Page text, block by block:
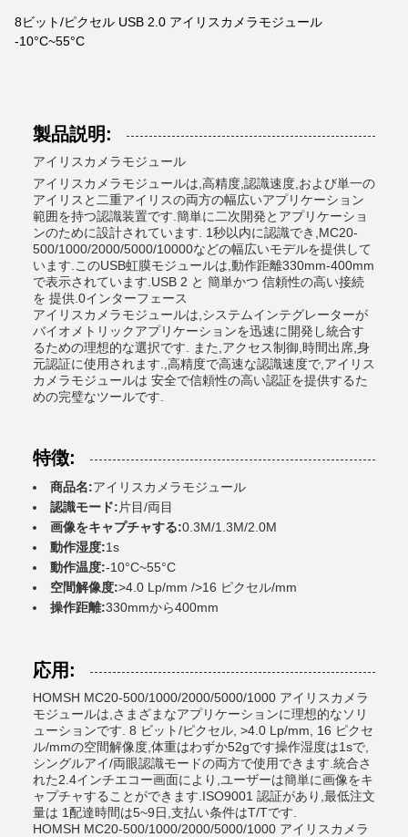
8ビット/ピクセル USB 2.0 アイリスカメラモジュール
-10°C~55°C
製品説明:
アイリスカメラモジュール
アイリスカメラモジュールは,高精度,認識速度,および単一の
アイリスと二重アイリスの両方の幅広いアプリケーション
範囲を持つ認識装置です.簡単に二次開発とアプリケーショ
ンのために設計されています. 1秒以内に認識でき,MC20-
500/1000/2000/5000/10000などの幅広いモデルを提供して
います.このUSB虹膜モジュールは,動作距離330mm-400mm
で表示されています.USB 2 と 簡単かつ 信頼性の高い接続
を 提供.0インターフェース
アイリスカメラモジュールは,システムインテグレーターが
バイオメトリックアプリケーションを迅速に開発し統合す
るための理想的な選択です. また,アクセス制御,時間出席,身
元認証に使用されます.,高精度で高速な認識速度で,アイリス
カメラモジュールは 安全で信頼性の高い認証を提供するた
めの完璧なツールです.
特徴:
商品名:アイリスカメラモジュール
認識モード:片目/両目
画像をキャプチャする:0.3M/1.3M/2.0M
動作湿度:1s
動作温度:-10°C~55°C
空間解像度:>4.0 Lp/mm />16 ピクセル/mm
操作距離:330mmから400mm
応用:
HOMSH MC20-500/1000/2000/5000/1000 アイリスカメラ
モジュールは,さまざまなアプリケーションに理想的なソリ
ューションです. 8 ビット/ピクセル, >4.0 Lp/mm, 16 ピクセ
ル/mmの空間解像度,体重はわずか52gです操作湿度は1sで,
シングルアイ/両眼認識モードの両方で使用できます.統合さ
れた2.4インチエコー画面により,ユーザーは簡単に画像をキ
ャプチャすることができます.ISO9001 認証があり,最低注文
量は 1配達時間は5~9日,支払い条件はT/Tです.
HOMSH MC20-500/1000/2000/5000/1000 アイリスカメラ